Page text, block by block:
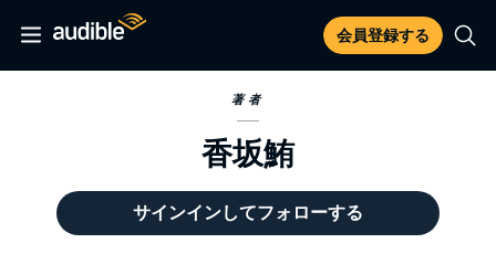
会員登録する
著者
香坂鮪
サインインしてフォローする